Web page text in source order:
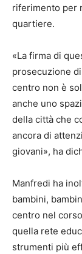
riferimento per
quartiere.
«La firma di
prosecuzione
centro non è
anche uno
della città che
ancora di
giovani», ha
Manfredi ha
bambini,
centro nel
quella rete
strumenti più